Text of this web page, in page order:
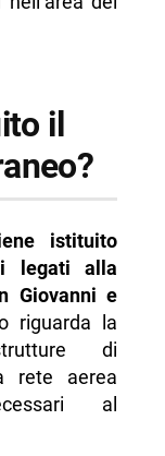
il
istituito
legati alla
Giovanni e
riguarda la
di
rete aerea
al